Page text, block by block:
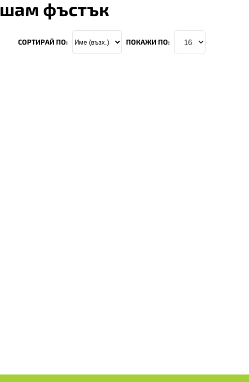
фъстък
СОРТИРАЙ ПО: ПОКАЖИ ПО: